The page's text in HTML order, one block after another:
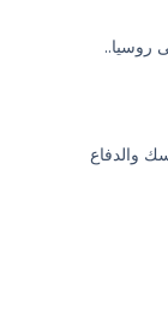
روسيا..
والدفاع